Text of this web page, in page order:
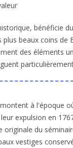
bénéficie
beaux coins de
des éléments
à l'époque
expulsion en
originale du
vestiges